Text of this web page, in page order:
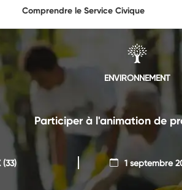
Comprendre le Service Civique
ENVIRONNEMENT
Participer à l'animation de
(33) 1 septembre